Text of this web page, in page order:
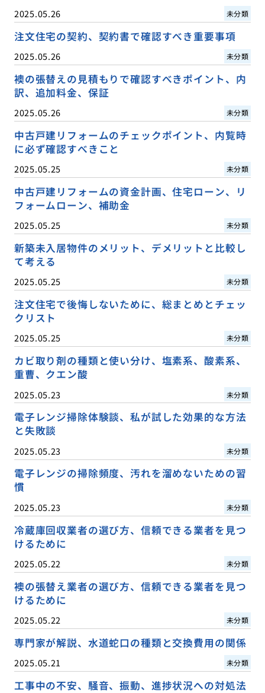
2025.05.26 未分類
注文住宅の契約、契約書で確認すべき重要事項
2025.05.26 未分類
襖の張替えの見積もりで確認すべきポイント、内
訳、追加料金、保証
2025.05.26 未分類
中古戸建リフォームのチェックポイント、内覧時
に必ず確認すべきこと
2025.05.25 未分類
中古戸建リフォームの資金計画、住宅ローン、リ
フォームローン、補助金
2025.05.25 未分類
新築未入居物件のメリット、デメリットと比較し
て考える
2025.05.25 未分類
注文住宅で後悔しないために、総まとめとチェッ
クリスト
2025.05.25 未分類
カビ取り剤の種類と使い分け、塩素系、酸素系、
重曹、クエン酸
2025.05.23 未分類
電子レンジ掃除体験談、私が試した効果的な方法
と失敗談
2025.05.23 未分類
電子レンジの掃除頻度、汚れを溜めないための習
慣
2025.05.23 未分類
冷蔵庫回収業者の選び方、信頼できる業者を見つ
けるために
2025.05.22 未分類
襖の張替え業者の選び方、信頼できる業者を見つ
けるために
2025.05.22 未分類
専門家が解説、水道蛇口の種類と交換費用の関係
2025.05.21 未分類
工事中の不安、騒音、振動、進捗状況への対処法